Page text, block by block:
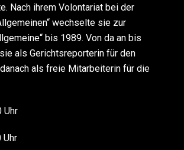
Nach ihrem Volontariat bei der
wechselte sie zur
bis 1989. Von da an bis
als Gerichtsreporterin für den
danach als freie Mitarbeiterin für die
Uhr
Uhr